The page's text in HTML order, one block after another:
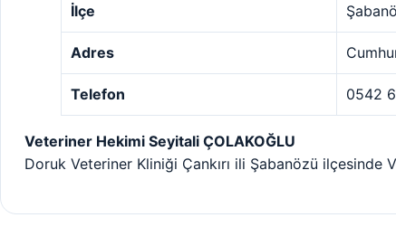
İlçe
Adres
Telefon 0542
Veteriner Hekimi Seyitali ÇOLAKOĞLU
Doruk Veteriner Kliniği Çankırı ili Şabanözü ilçesinde